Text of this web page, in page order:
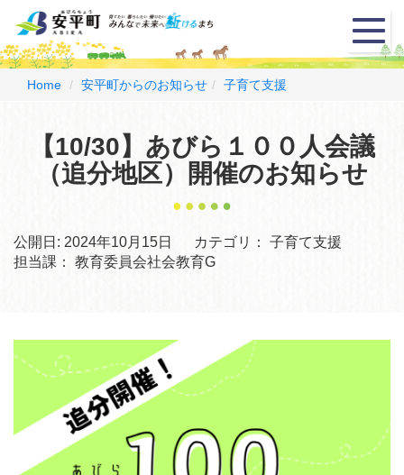
メ
ニ
ュ
Home 安平町からのお知らせ 子育て支援
【10/30】あびら１００人会議
（追分地区）開催のお知らせ
公開日: 2024年10月15日 カテゴリ：
子育て支援
担当課：
教育委員会社会教育G